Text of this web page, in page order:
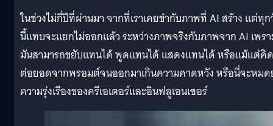
ในช่วงไม่กี่ปีที่ผ่านมา จากที่เราเคยขำกับภาพที่ AI สร้าง แต่ทุ
นี้แทบจะแยกไม่ออกแล้ว ระหว่างภาพจริงกับภาพจาก AI เพร
มันสามารถขยับแทนได้ พูดแทนได้ แสดงแทนได้ หรือแม้แต่คิด
ต่อยอดจากพรอมต์จนออกมาเกินความคาดหวัง หรือนี่จะหม
ความรุ่งเรืองของครีเอเตอร์และอินฟลูเอนเซอร์